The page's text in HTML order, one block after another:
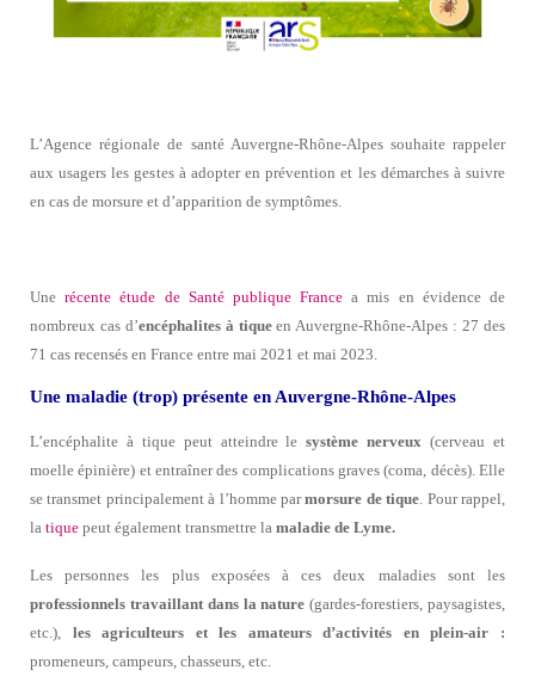
L’Agence régionale de santé Auvergne-Rhône-Alpes souhaite rappeler
aux usagers les gestes à adopter en prévention et les démarches à suivre
en cas de morsure et d’apparition de symptômes.
Unerécente étude de Santé publique France a mis en évidence de
nombreux cas d’encéphalites à tiqueen Auvergne-Rhône-Alpes : 27 des
71 cas recensés en France entre mai 2021 et mai 2023.
Une maladie (trop) présente en Auvergne-Rhône-Alpes
L’encéphalite à tique peut atteindre lesystème nerveux (cerveau et
moelle épinière) et entraîner des complications graves (coma, décès). Elle
se transmet principalement à l’homme parmorsure de tique . Pour rappel,
la tique peut également transmettre la maladie de Lyme.
Les personnes les plus exposées à ces deux maladies sont les
professionnels travaillant dans la nature(gardes-forestiers, paysagistes,
etc.), les agriculteurs et les amateurs d’activités en plein-air :
promeneurs, campeurs, chasseurs, etc.